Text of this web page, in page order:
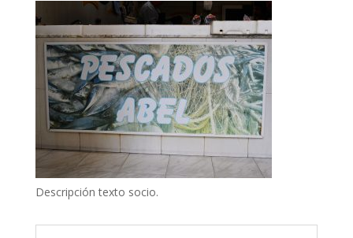
Descripción texto socio.